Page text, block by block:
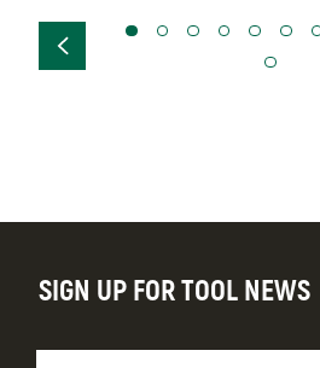
SIGN UP FOR TOOL NEWS